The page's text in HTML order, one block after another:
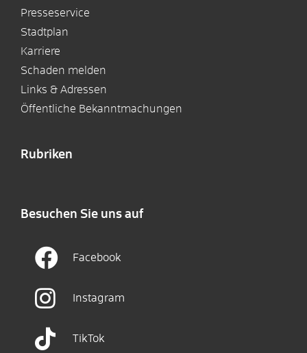
Presseservice
Stadtplan
Karriere
Schaden melden
Links & Adressen
Öffentliche Bekanntmachungen
Rubriken
Besuchen Sie uns auf
Facebook
Instagram
TikTok